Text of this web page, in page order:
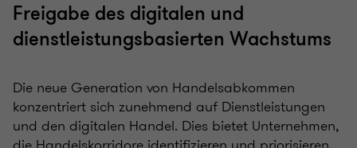
Freigabe des digitalen und
dienstleistungsbasierten Wachstums
Die neue Generation von Handelsabkommen
konzentriert sich zunehmend auf Dienstleistungen
und den digitalen Handel. Dies bietet Unternehmen,